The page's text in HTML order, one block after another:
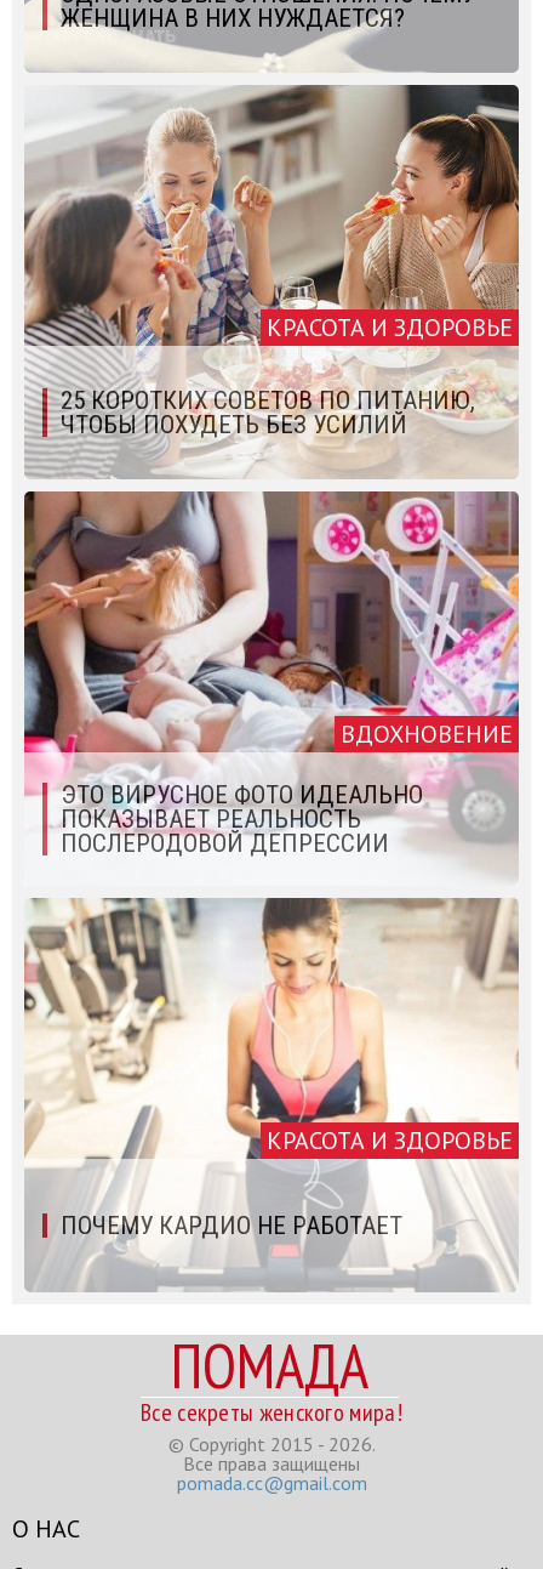
ЖЕНЩИНА В НИХ НУЖДАЕТСЯ?
КРАСОТА И ЗДОРОВЬЕ
25 КОРОТКИХ СОВЕТОВ ПО ПИТАНИЮ,
ЧТОБЫ ПОХУДЕТЬ БЕЗ УСИЛИЙ
ВДОХНОВЕНИЕ
ЭТО ВИРУСНОЕ ФОТО ИДЕАЛЬНО
ПОКАЗЫВАЕТ РЕАЛЬНОСТЬ
ПОСЛЕРОДОВОЙ ДЕПРЕССИИ
КРАСОТА И ЗДОРОВЬЕ
ПОЧЕМУ КАРДИО НЕ РАБОТАЕТ
ПОМАДА
Все секреты женского мира!
© Copyright 2015 - 2026.
Все права защищены
pomada.cc@gmail.com
О НАС